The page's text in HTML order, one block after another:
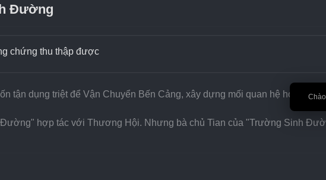
🎉
Đường
chứng thu thập được
tận dụng triệt để Vận Chuyển Bến Cảng, xây dựng mối quan hệ hợp tác
hợp tác với Thương Hội. Nhưng bà chủ Tian của "Trường Sinh